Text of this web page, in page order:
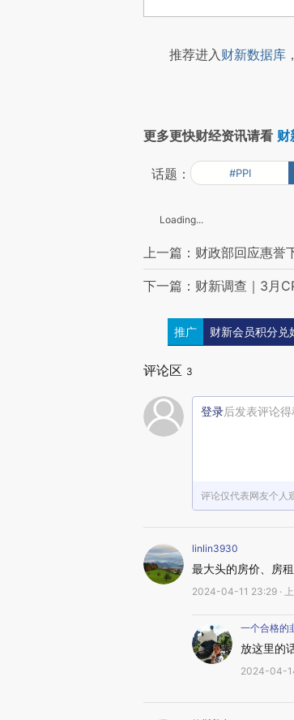
推荐进入财新数据库
更多更快财经资讯请看 财
话题： #PPI
Loading...
上一篇：财政部回应惠誉
下一篇：财新调查｜3月
推广 财新会员积分兑
评论区 3
登录后发表评论得
评论仅代表网友个人
linlin3930
最大头的房价、房
2024-04-11 23:29 ·
一个合格的
放这里的
2024-04-